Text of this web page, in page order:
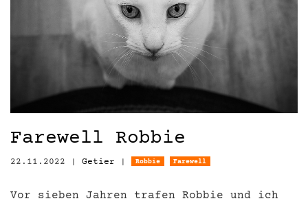
Farewell Robbie
22.11.2022 | Getier | Robbie Farewell
Vor sieben Jahren trafen Robbie und ich